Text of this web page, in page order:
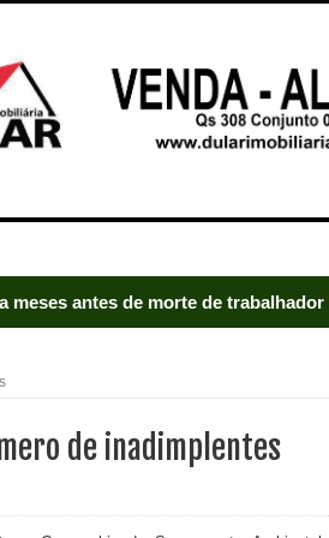
meses antes de morte de trabalhador
Justiça
de inadimplentes